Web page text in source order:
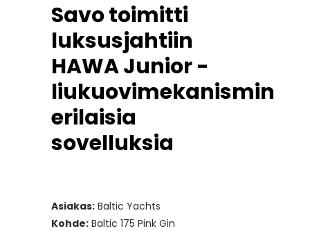
Savo toimitti
luksusjahtiin
HAWA Junior -
liukuovimekanismin
erilaisia
sovelluksia
Asiakas: Baltic Yachts
Kohde: Baltic 175 Pink Gin